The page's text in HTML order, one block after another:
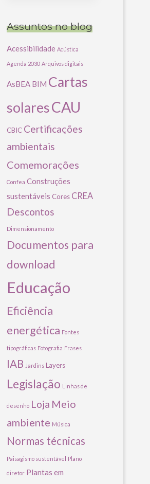
Assuntos no blog
Acessibilidade Acústica
Agenda 2030 Arquivos digitais
AsBEA BIM Cartas
solaresCAU
CBIC Certificações
ambientais
Comemorações
Confea Construções
sustentáveis Cores CREA
Descontos
Dimensionamento
Documentos para
download
Educação
Eficiência
energética Fontes
tipográficas Fotografia Frases
IAB Jardins Layers
Legislação Linhas de
desenho Loja Meio
ambiente Música
Normas técnicas
Paisagismo sustentável Plano
diretor Plantas em